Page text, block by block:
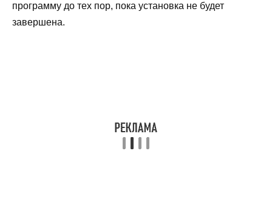
программу до тех пор, пока установка не будет
завершена.